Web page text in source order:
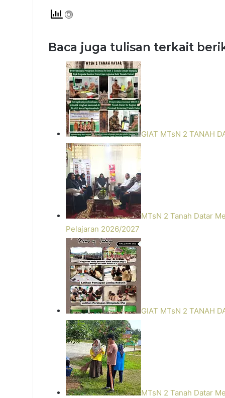
Baca juga tulisan terkait
GIAT MTsN 2 TANAH
MTsN 2 Tanah Datar
Pelajaran 2026/2027
GIAT MTsN 2 TANAH
MTsN 2 Tanah Datar